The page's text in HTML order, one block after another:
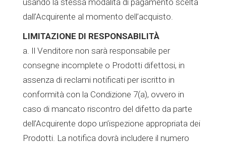
usando la stessa modalità di pagamento scelta
dall’Acquirente al momento dell’acquisto.
LIMITAZIONE DI RESPONSABILITÀ
a. Il Venditore non sarà responsabile per
consegne incomplete o Prodotti difettosi, in
assenza di reclami notificati per iscritto in
conformità con la Condizione 7(a), ovvero in
caso di mancato riscontro del difetto da parte
dell’Acquirente dopo un’ispezione appropriata dei
Prodotti. La notifica dovrà includere il numero